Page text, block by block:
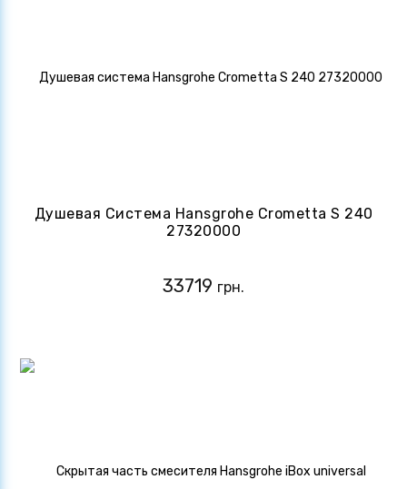
Душевая Система Hansgrohe Crometta S 240
27320000
33719 грн.